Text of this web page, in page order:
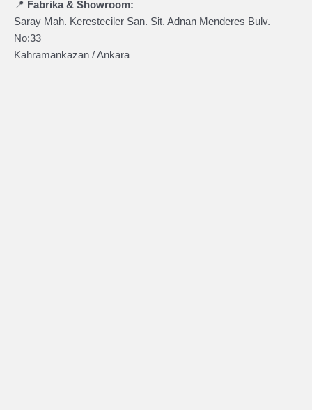
📍 Fabrika & Showroom:
Saray Mah. Keresteciler San. Sit. Adnan Menderes Bulv.
No:33
Kahramankazan / Ankara